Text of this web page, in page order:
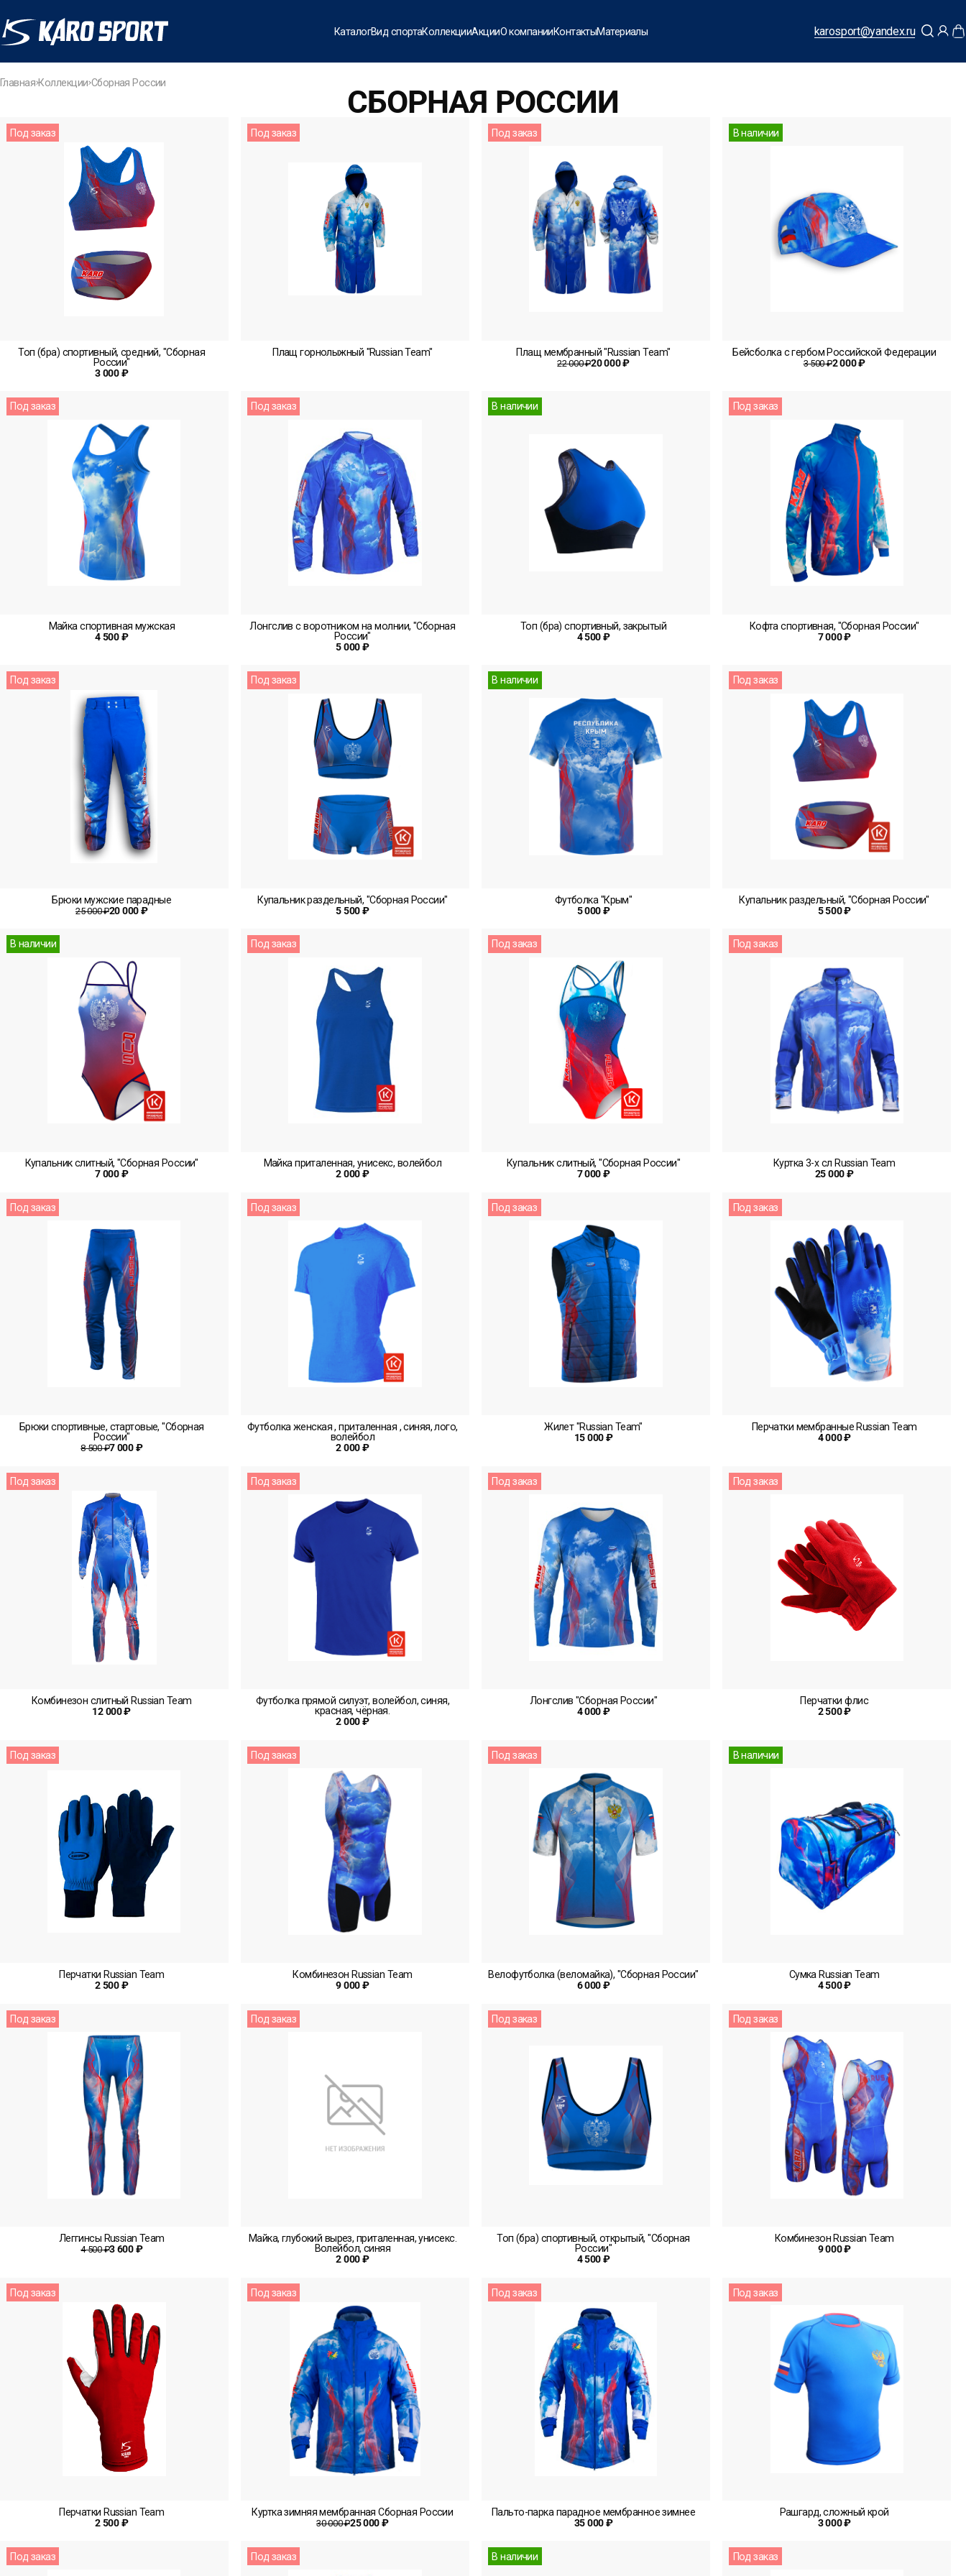
КаталогВид спортаКоллекцииАкцииО компанииКонтактыМатериалы karosport@yandex.ru
Главная Коллекции Сборная России
СБОРНАЯ РОССИИ
Под заказ
Топ (бра) спортивный, средний, "Сборная
России"
3 000 ₽
Под заказ
Плащ горнолыжный "Russian Team"
Под заказ
Плащ мембранный "Russian Team"
22 000 ₽20 000 ₽
В наличии
Бейсболка с гербом Российской Федерации
3 500 ₽2 000 ₽
Под заказ
Майка спортивная мужская
4 500 ₽
Под заказ
Лонгслив с воротником на молнии, "Сборная
России"
5 000 ₽
В наличии
Топ (бра) спортивный, закрытый
4 500 ₽
Под заказ
Кофта спортивная, "Сборная России"
7 000 ₽
Под заказ
Брюки мужские парадные
25 000 ₽20 000 ₽
Под заказ
Купальник раздельный, "Сборная России"
5 500 ₽
В наличии
Футболка "Крым"
5 000 ₽
Под заказ
Купальник раздельный, "Сборная России"
5 500 ₽
В наличии
Купальник слитный, "Сборная России"
7 000 ₽
Под заказ
Майка приталенная, унисекс, волейбол
2 000 ₽
Под заказ
Купальник слитный, "Сборная России"
7 000 ₽
Под заказ
Куртка 3-х сл Russian Team
25 000 ₽
Под заказ
Брюки спортивные, стартовые, "Сборная
России"
8 500 ₽7 000 ₽
Под заказ
Футболка женская , приталенная , синяя, лого,
волейбол
2 000 ₽
Под заказ
Жилет "Russian Team"
15 000 ₽
Под заказ
Перчатки мембранные Russian Team
4 000 ₽
Под заказ
Комбинезон слитный Russian Team
12 000 ₽
Под заказ
Футболка прямой силуэт, волейбол, синяя,
красная, чёрная.
2 000 ₽
Под заказ
Лонгслив "Сборная России"
4 000 ₽
Под заказ
Перчатки флис
2 500 ₽
Под заказ
Перчатки Russian Team
2 500 ₽
Под заказ
Комбинезон Russian Team
9 000 ₽
Под заказ
Велофутболка (веломайка), "Сборная России"
6 000 ₽
В наличии
Сумка Russian Team
4 500 ₽
Под заказ
Леггинсы Russian Team
4 500 ₽3 600 ₽
Под заказ
Майка, глубокий вырез, приталенная, унисекс.
Волейбол, синяя
2 000 ₽
Под заказ
Топ (бра) спортивный, открытый, "Сборная
России"
4 500 ₽
Под заказ
Комбинезон Russian Team
9 000 ₽
Под заказ
Перчатки Russian Team
2 500 ₽
Под заказ
Куртка зимняя мембранная Сборная России
30 000 ₽25 000 ₽
Под заказ
Пальто-парка парадное мембранное зимнее
35 000 ₽
Под заказ
Рашгард, сложный крой
3 000 ₽
Под заказ Под заказ В наличии Под заказ